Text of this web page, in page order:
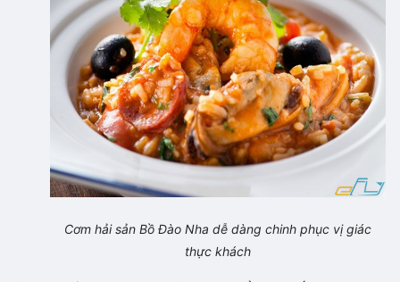
Cơm hải sản Bồ Đào Nha dễ dàng chinh phục vị giác
thực khách